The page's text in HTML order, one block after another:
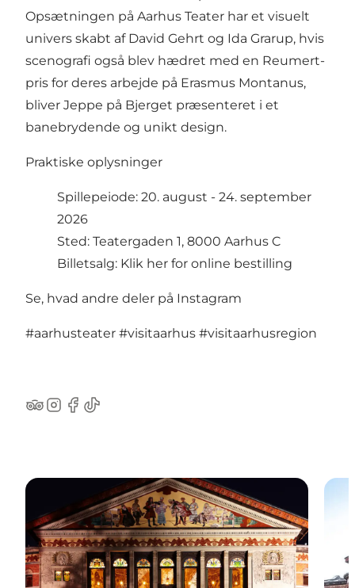
Opsætningen på Aarhus Teater har et visuelt
univers skabt af David Gehrt og Ida Grarup, hvis
scenografi også blev hædret med en Reumert-
pris for deres arbejde på Erasmus Montanus,
bliver Jeppe på Bjerget præsenteret i et
banebrydende og unikt design.
Praktiske oplysninger
Spillepeiode: 20. august - 24. september
2026
Sted: Teatergaden 1, 8000 Aarhus C
Billetsalg: Klik her for online bestilling
Se, hvad andre deler på Instagram
#aarhusteater #visitaarhus #visitaarhusregion
TripAdvisor
Instagram
Facebook
TikTok